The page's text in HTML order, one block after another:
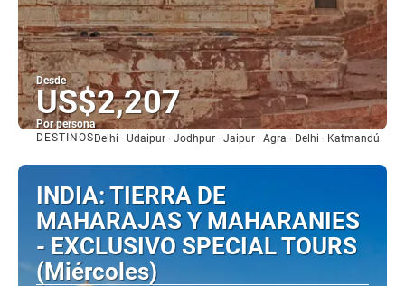
Desde
US$2,207
Por persona
Ver
DESTINOSDelhi · Udaipur · Jodhpur · Jaipur · Agra · Delhi · Katmandú
INDIA: TIERRA DE
MAHARAJAS Y MAHARANIES
- EXCLUSIVO SPECIAL TOURS
(Miércoles)